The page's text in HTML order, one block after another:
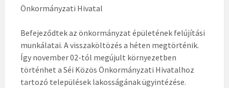
Önkormányzati Hivatal
Befejeződtek az önkormányzat épületének felújítási
munkálatai. A visszaköltözés a héten megtörténik.
Így november 02-tól megújult környezetben
történhet a Séi Közös Önkormányzati Hivatalhoz
tartozó települések lakosságának ügyintézése.